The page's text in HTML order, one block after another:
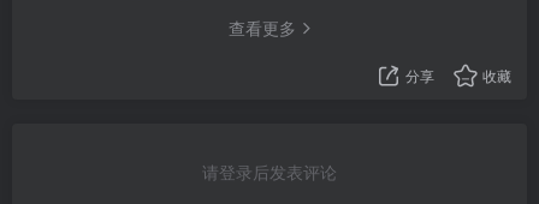
查看更多
分享 收藏
请登录后发表评论